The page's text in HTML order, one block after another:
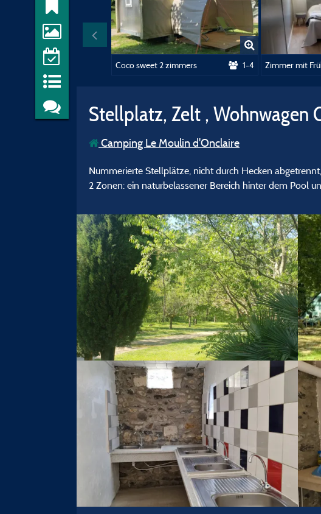
Coco sweet 2 zimmers 1-4 Zimmer mit
Stellplatz, Zelt , Wohnwagen
Camping Le Moulin d'Onclaire
Nummerierte Stellplätze, nicht durch Hecken
2 Zonen: ein naturbelassener Bereich hinter dem Pool